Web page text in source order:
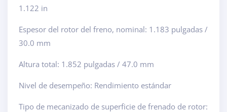
1.122 in
Espesor del rotor del freno, nominal: 1.183 pulgadas /
30.0 mm
Altura total: 1.852 pulgadas / 47.0 mm
Nivel de desempeño: Rendimiento estándar
Tipo de mecanizado de superficie de frenado de rotor: